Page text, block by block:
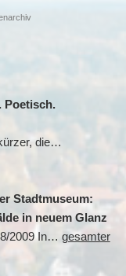
Poetisch.
die…
Stadtmuseum:
in neuem Glanz
2009 In… gesamter